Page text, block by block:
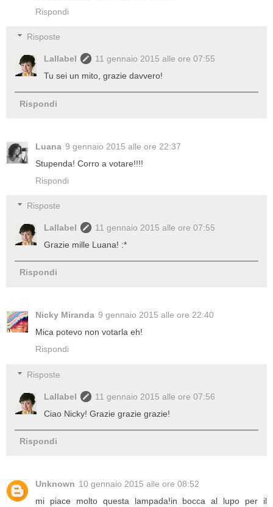
Rispondi
Risposte
Lallabel
11 gennaio 2015 alle ore 07:55
Tu sei un mito, grazie davvero!
Rispondi
Luana 9 gennaio 2015 alle ore 22:37
Stupenda! Corro a votare!!!!
Rispondi
Risposte
Lallabel
11 gennaio 2015 alle ore 07:55
Grazie mille Luana! :*
Rispondi
Nicky Miranda 9 gennaio 2015 alle ore 22:40
Mica potevo non votarla eh!
Rispondi
Risposte
Lallabel
11 gennaio 2015 alle ore 07:56
Ciao Nicky! Grazie grazie grazie!
Rispondi
Unknown 10 gennaio 2015 alle ore 08:52
mi piace molto questa lampada!in bocca al lupo per il